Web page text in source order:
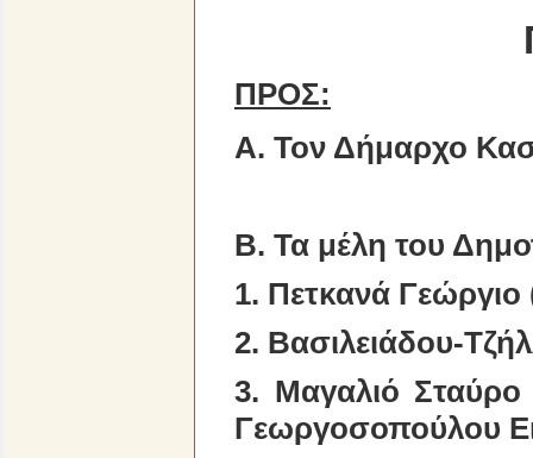
ΠΡΟΣ:
Α. Τον Δήμαρχο
Β. Τα μέλη του
1. Πετκανά
2. Βασιλειάδου-
3. Μαγαλιό
Γεωργοσοπούλου